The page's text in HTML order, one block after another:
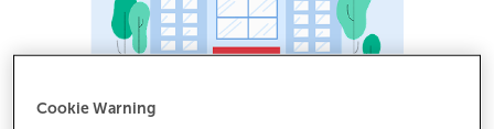
Cookie Warning